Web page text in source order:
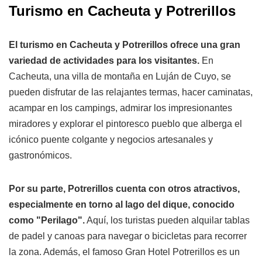
Turismo en Cacheuta y Potrerillos
El turismo en Cacheuta y Potrerillos ofrece una gran
variedad de actividades para los visitantes. En
Cacheuta, una villa de montaña en Luján de Cuyo, se
pueden disfrutar de las relajantes termas, hacer caminatas,
acampar en los campings, admirar los impresionantes
miradores y explorar el pintoresco pueblo que alberga el
icónico puente colgante y negocios artesanales y
gastronómicos.
Por su parte, Potrerillos cuenta con otros atractivos,
especialmente en torno al lago del dique, conocido
como "Perilago".Aquí, los turistas pueden alquilar tablas
de padel y canoas para navegar o bicicletas para recorrer
la zona. Además, el famoso Gran Hotel Potrerillos es un